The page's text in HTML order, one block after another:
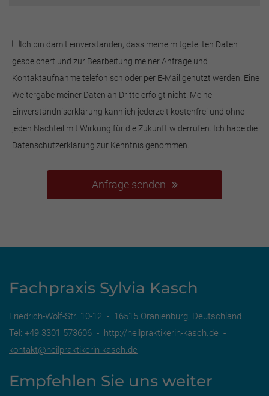
Ich bin damit einverstanden, dass meine mitgeteilten Daten
gespeichert und zur Bearbeitung meiner Anfrage und
Kontaktaufnahme telefonisch oder per E-Mail genutzt werden. Eine
Weitergabe meiner Daten an Dritte erfolgt nicht. Meine
Einverständniserklärung kann ich jederzeit kostenfrei und ohne
jeden Nachteil mit Wirkung für die Zukunft widerrufen. Ich habe die
Datenschutzerklärung zur Kenntnis genommen.
Anfrage senden
Fachpraxis Sylvia Kasch
Friedrich-Wolf-Str. 10-12 - 16515 Oranienburg, Deutschland
Tel: +49 3301 573606 - http://heilpraktikerin-kasch.de -
kontakt@heilpraktikerin-kasch.de
Empfehlen Sie uns weiter